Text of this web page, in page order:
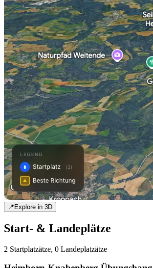
📍Explore in 3D
Start- & Landeplätze
2 Startplatzätze, 0 Landeplatzätze